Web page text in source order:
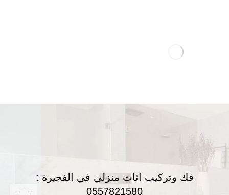
فك وتركيب اثاث منزلي في الفجيرة :
0557821580